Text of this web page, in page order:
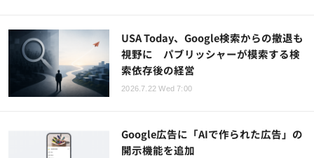
USA Today、Google検索からの撤退も
視野に パブリッシャーが模索する検
索依存後の経営
2026.7.22 Wed 7:00
Google広告に「AIで作られた広告」の
開示機能を追加